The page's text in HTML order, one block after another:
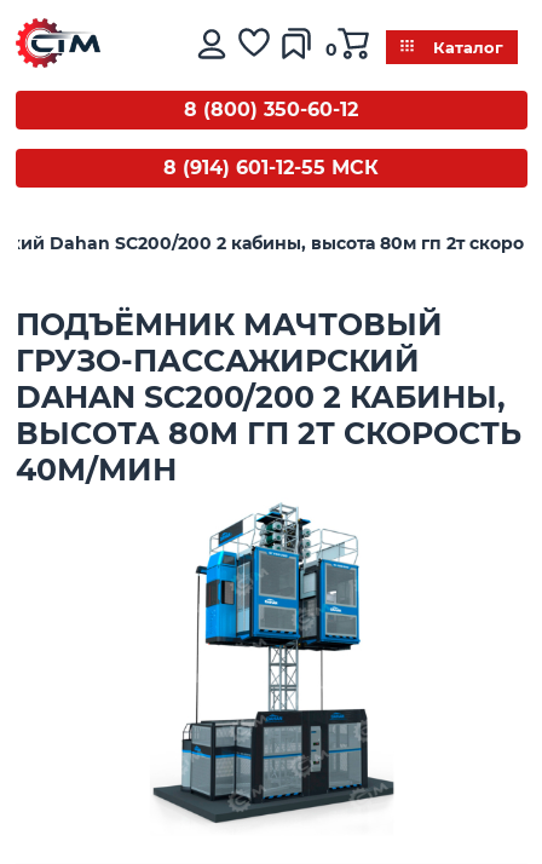
0 Каталог
8 (800) 350-60-12
8 (914) 601-12-55 МСК
Dahan SC200/200 2 кабины, высота 80м гп 2т
ПОДЪЁМНИК МАЧТОВЫЙ
ГРУЗО-ПАСCАЖИРСКИЙ
DAHAN SC200/200 2 КАБИНЫ,
ВЫСОТА 80М ГП 2Т СКОРОСТЬ
40М/МИН